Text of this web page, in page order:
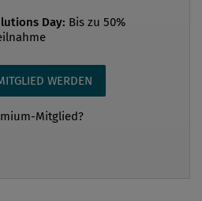
Day: Bis zu 50%
WERDEN
Mitglied?